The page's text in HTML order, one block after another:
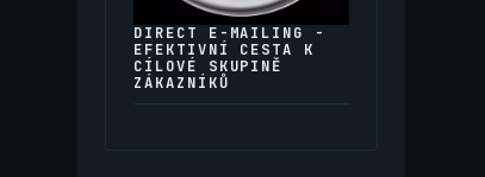
DIRECT E-MAILING -
EFEKTIVNÍ CESTA K
CÍLOVÉ SKUPINĚ
ZÁKAZNÍKŮ